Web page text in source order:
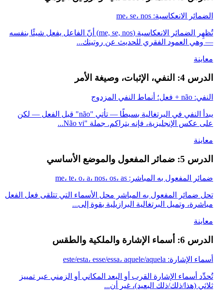
الضمائر الانعكاسية: me، se، nos
تُظهِر الضمائر الانعكاسية (me, se, nos) أنّ الفاعل يفعل شيئًا بنفسه
— وهي العمود الفقري للحديث عن روتينك...
معاينة
الدرس 4: النفي، الإثبات، وصيغة الأمر
النفي: não + فعل؛ أنماط النفي المزدوج
يبدأ النفي في البرتغالية بسيطًا — تأتي "não" قبل الفعل — لكن
على عكس الإنجليزية، فإنه يتراكم. جملة "Não vi...
معاينة
الدرس 5: ضمائر المفعول والموضع الأساسي
ضمائر المفعول به المباشر: me، te، o، a، nos، os، as
تحل ضمائر المفعول به المباشر محل الأسماء التي تتلقى فعل الفعل
مباشرة، وتميل البرتغالية البرازيلية بقوة إلى...
معاينة
الدرس 6: أسماء الإشارة والملكية والطقس
أسماء الإشارة: este/esta، esse/essa، aquele/aquela
تُحدِّد أسماء الإشارة القرب أو البعد المكاني أو الزمني عبر تمييز
ثلاثي (هذا/ذلك/ذلك البعيد)، غير أن...